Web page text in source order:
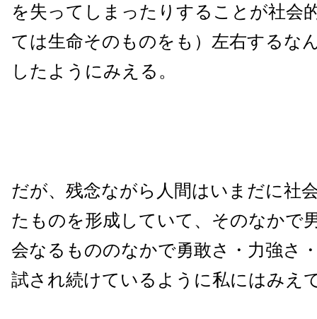
を失ってしまったりすることが社会
ては生命そのものをも）左右するな
したようにみえる。
だが、残念ながら人間はいまだに社
たものを形成していて、そのなかで
会なるもののなかで勇敢さ・力強さ
試され続けているように私にはみえ